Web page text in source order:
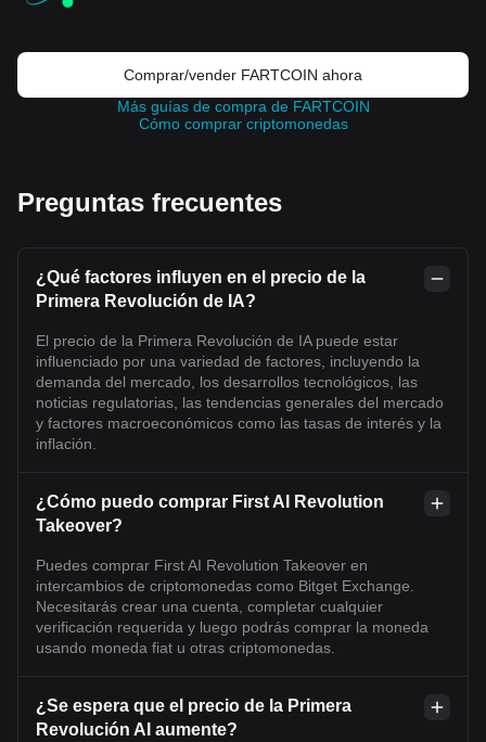
Comprar/vender FARTCOIN ahora
Más guías de compra de FARTCOIN
Cómo comprar criptomonedas
Preguntas frecuentes
¿Qué factores influyen en el precio de la
Primera Revolución de IA?
El precio de la Primera Revolución de IA puede estar
influenciado por una variedad de factores, incluyendo la
demanda del mercado, los desarrollos tecnológicos, las
noticias regulatorias, las tendencias generales del mercado
y factores macroeconómicos como las tasas de interés y la
inflación.
¿Cómo puedo comprar First AI Revolution
Takeover?
Puedes comprar First AI Revolution Takeover en
intercambios de criptomonedas como Bitget Exchange.
Necesitarás crear una cuenta, completar cualquier
verificación requerida y luego podrás comprar la moneda
usando moneda fiat u otras criptomonedas.
¿Se espera que el precio de la Primera
Revolución AI aumente?